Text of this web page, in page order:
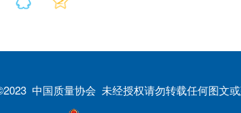
中国质量协会 未经授权请勿转载任何图文